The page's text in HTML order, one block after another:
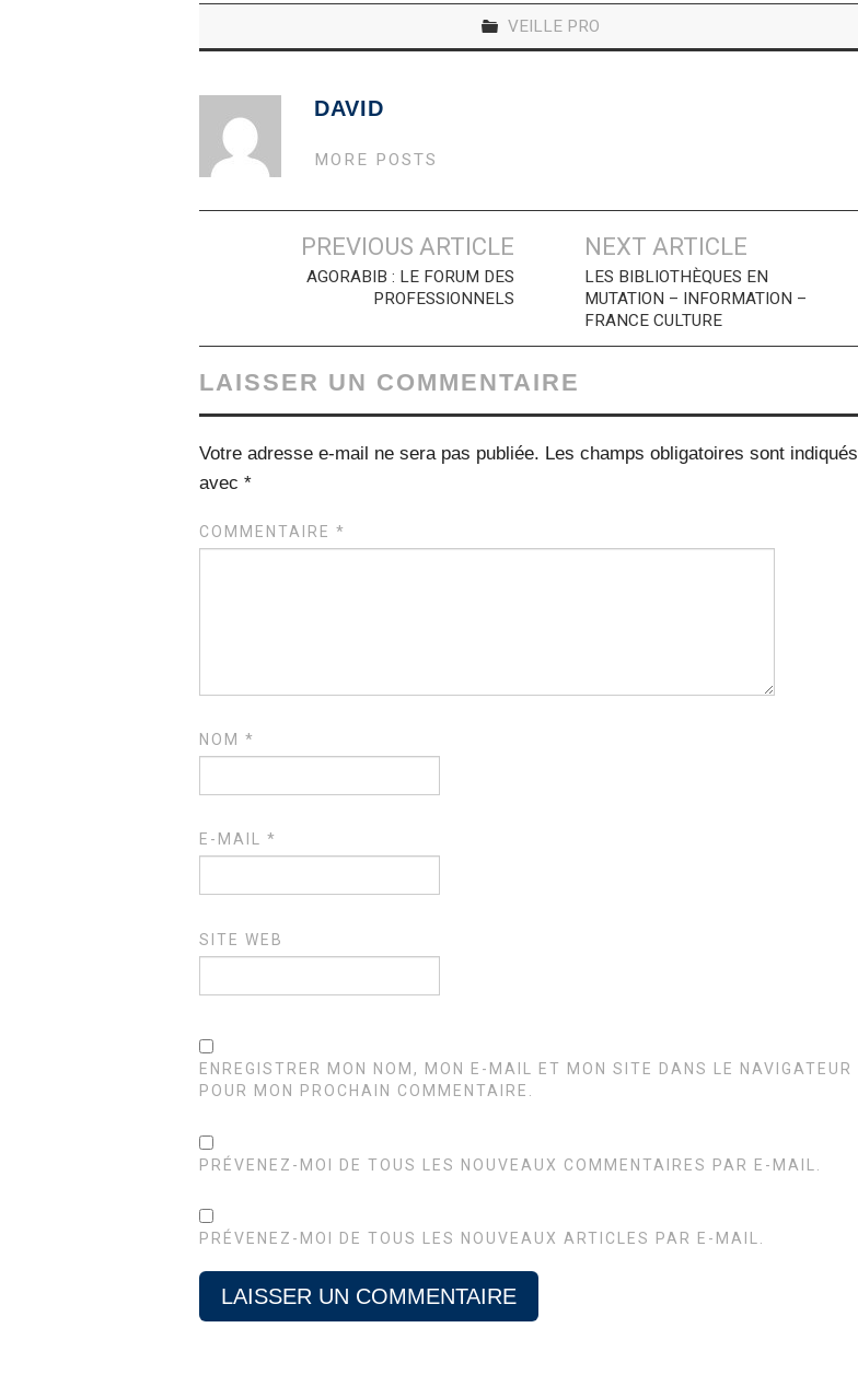
VEILLE PRO
DAVID
MORE POSTS
NavigationPREVIOUS ARTICLE
AGORABIB : LE FORUM DES
PROFESSIONNELS
NEXT ARTICLE
LES BIBLIOTHÈQUES EN
MUTATION – INFORMATION –
FRANCE CULTURE
LAISSER UN COMMENTAIRE
Votre adresse e-mail ne sera pas publiée. Les champs obligatoires sont indiqués
avec *
COMMENTAIRE *
NOM *
E-MAIL *
SITE WEB
ENREGISTRER MON NOM, MON E-MAIL ET MON SITE DANS LE NAVIGATEUR
POUR MON PROCHAIN COMMENTAIRE.
PRÉVENEZ-MOI DE TOUS LES NOUVEAUX COMMENTAIRES PAR E-MAIL.
PRÉVENEZ-MOI DE TOUS LES NOUVEAUX ARTICLES PAR E-MAIL.